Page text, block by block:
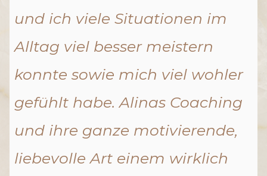
und ich viele Situationen im
Alltag viel besser meistern
konnte sowie mich viel wohler
gefühlt habe. Alinas Coaching
und ihre ganze motivierende,
liebevolle Art einem wirklich